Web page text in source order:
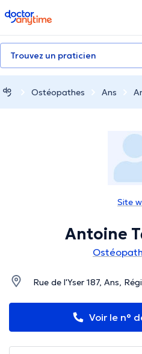
doctoranytime
Trouvez un praticien
Ostéopathes Ans
Site
Antoine
Rue de l'Yser 187, Ans,
Voir le n°